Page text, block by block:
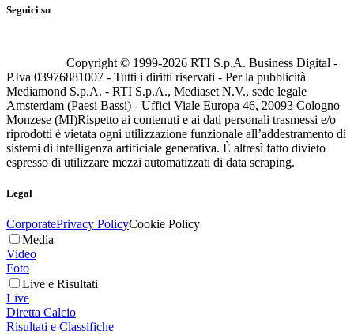
Seguici su
Copyright © 1999-2026 RTI S.p.A. Business Digital -
P.Iva 03976881007 - Tutti i diritti riservati - Per la pubblicità
Mediamond S.p.A. - RTI S.p.A., Mediaset N.V., sede legale
Amsterdam (Paesi Bassi) - Uffici Viale Europa 46, 20093 Cologno
Monzese (MI)Rispetto ai contenuti e ai dati personali trasmessi e/o
riprodotti è vietata ogni utilizzazione funzionale all’addestramento di
sistemi di intelligenza artificiale generativa. È altresì fatto divieto
espresso di utilizzare mezzi automatizzati di data scraping.
Legal
CorporatePrivacy PolicyCookie Policy
Media
Video
Foto
Live e Risultati
Live
Diretta Calcio
Risultati e Classifiche